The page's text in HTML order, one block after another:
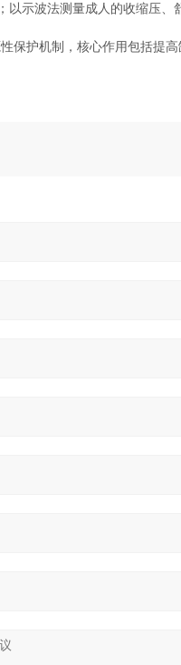
示波法测量成人的收缩压、
保护机制，‌核心作用包括提